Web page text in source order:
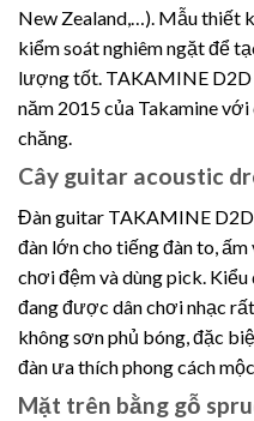
New Zealand,…). Mẫu thiết
kiểm soát nghiêm ngặt để
lượng tốt. TAKAMINE D2D
năm 2015 của Takamine
chăng.
Cây guitar acoustic
Đàn guitar TAKAMINE
đàn lớn cho tiếng đàn to,
chơi đệm và dùng pick.
đang được dân chơi nhạc
không sơn phủ bóng, đặc
đàn ưa thích phong cách
Mặt trên bằng gỗ